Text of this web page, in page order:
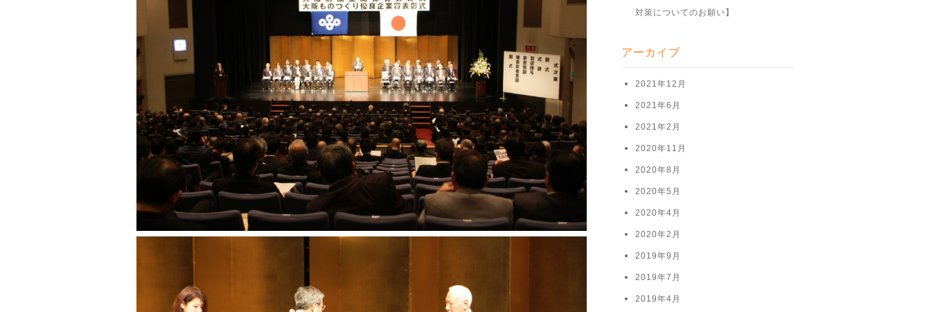
対策についてのお願い】
アーカイブ
2021年12月
2021年6月
2021年2月
2020年11月
2020年8月
2020年5月
2020年4月
2020年2月
2019年9月
2019年7月
2019年4月